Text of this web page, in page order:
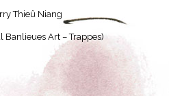
Thieû Niang
Banlieues Art – Trappes)